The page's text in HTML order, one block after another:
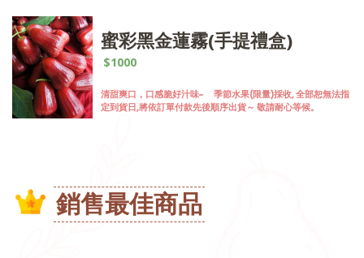
蜜彩黑金蓮霧(手提禮盒)
$1000
清甜爽口，口感脆好汁味~ 季節水果(限量)採收, 全部恕無法指
定到貨日,將依訂單付款先後順序出貨～ 敬請耐心等候。
銷售最佳商品